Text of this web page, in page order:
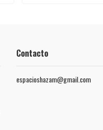
Contacto
espacioshazam@gmail.com